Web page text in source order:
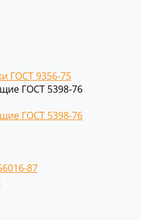
ГОСТ 9356-75
ГОСТ 5398-76
ГОСТ 5398-76
87